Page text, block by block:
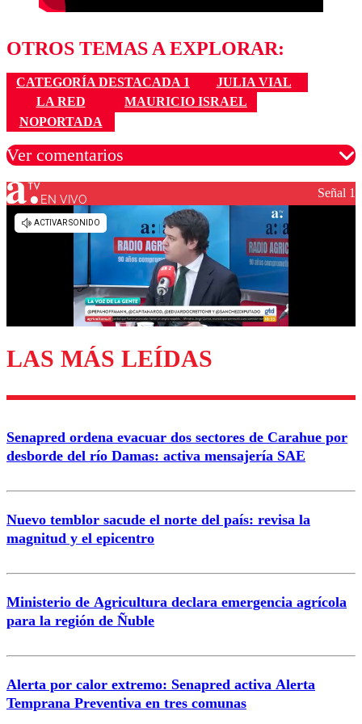
OTROS TEMAS A EXPLORAR:
CATEGORÍA DESTACADA 1
JULIA VIAL
LA RED
MAURICIO ISRAEL
NOPORTADA
Ver comentarios
Los comentarios son moderados para garantizar un
diálogo respetuoso.
Enviar comentario
EN VIVO Señal 1
LAS MÁS LEÍDAS
Senapred ordena evacuar dos sectores de Carahue por
desborde del río Damas: activa mensajería SAE
Nuevo temblor sacude el norte del país: revisa la
magnitud y el epicentro
Ministerio de Agricultura declara emergencia agrícola
para la región de Ñuble
Alerta por calor extremo: Senapred activa Alerta
Temprana Preventiva en tres comunas